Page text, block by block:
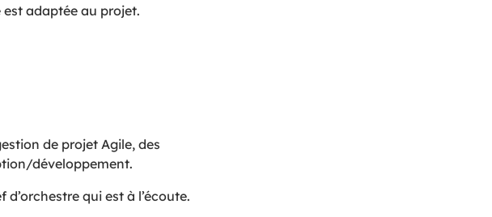
adaptée au projet.
de projet Agile, des
développement.
qui est à l’écoute.